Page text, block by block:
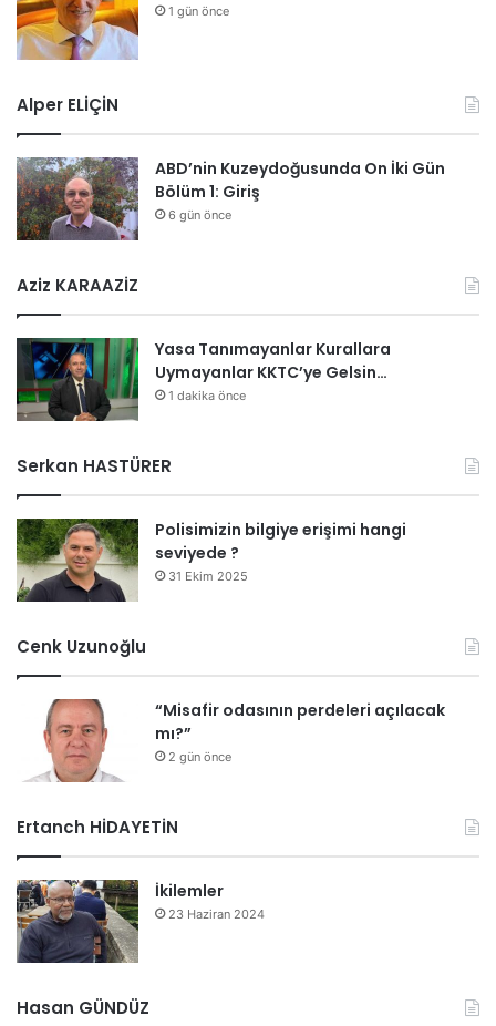
1 gün önce
Alper ELİÇİN
ABD’nin Kuzeydoğusunda On İki Gün
Bölüm 1: Giriş
6 gün önce
Aziz KARAAZİZ
Yasa Tanımayanlar Kurallara
Uymayanlar KKTC’ye Gelsin…
1 dakika önce
Serkan HASTÜRER
Polisimizin bilgiye erişimi hangi
seviyede ?
31 Ekim 2025
Cenk Uzunoğlu
“Misafir odasının perdeleri açılacak
mı?”
2 gün önce
Ertanch HİDAYETİN
İkilemler
23 Haziran 2024
Hasan GÜNDÜZ